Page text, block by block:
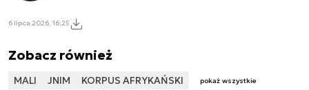
6 lipca 2026, 16:25
Zobacz również
MALI JNIM KORPUS AFRYKAŃSKI pokaż wszystkie